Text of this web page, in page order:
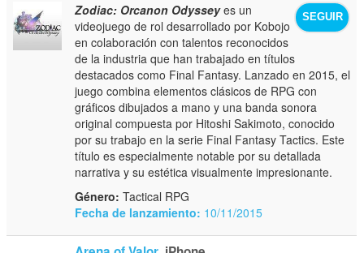
SEGUIR
Zodiac: Orcanon Odysseyes un
videojuego de rol desarrollado por Kobojo
en colaboración con talentos reconocidos
de la industria que han trabajado en títulos
destacados como Final Fantasy. Lanzado en 2015, el
juego combina elementos clásicos de RPG con
gráficos dibujados a mano y una banda sonora
original compuesta por Hitoshi Sakimoto, conocido
por su trabajo en la serie Final Fantasy Tactics. Este
título es especialmente notable por su detallada
narrativa y su estética visualmente impresionante.
Género: Tactical RPG
Fecha de lanzamiento: 10/11/2015